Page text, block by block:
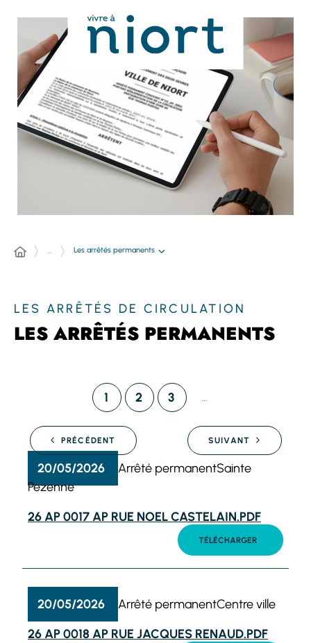
... Les arrêtés permanents
LES ARRÊTÉS DE CIRCULATION
LES ARRÊTÉS PERMANENTS
PRÉCÉDENT
1 2 3 …
SUIVANT
20/05/2026 Arrêté permanentSainte
Pezenne
26 AP 0017 AP RUE NOEL CASTELAIN.PDF
TÉLÉCHARGER
20/05/2026 Arrêté permanentCentre ville
26 AP 0018 AP RUE JACQUES RENAUD.PDF